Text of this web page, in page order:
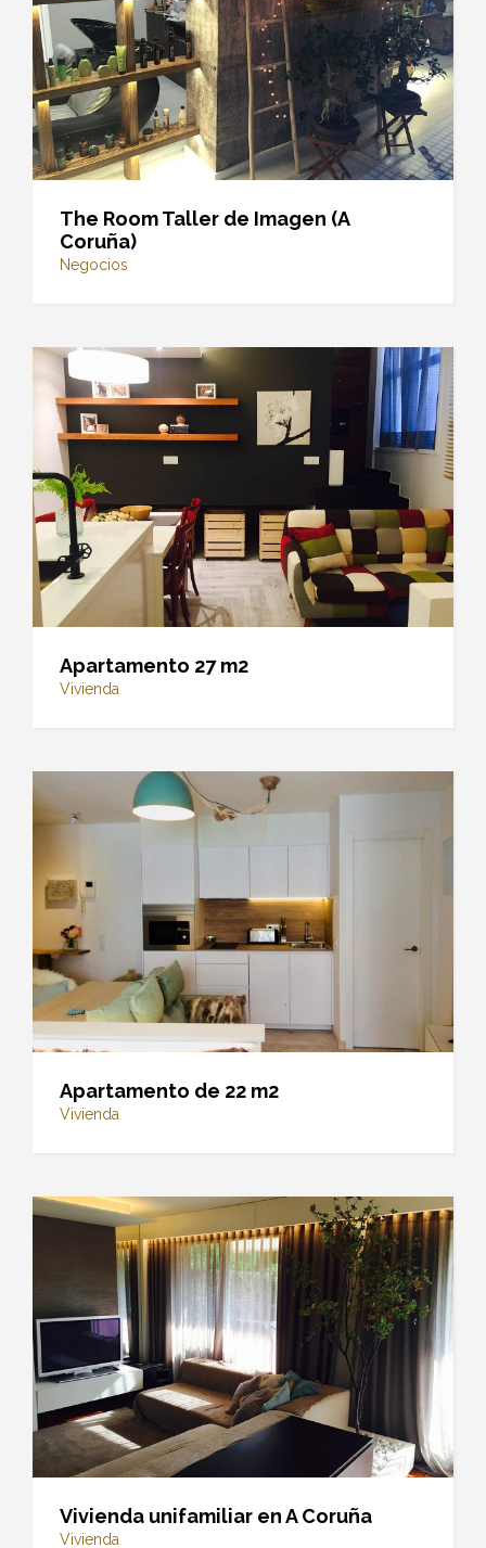
The Room Taller de Imagen (A
Coruña)
Negocios
Apartamento 27 m2
Vivienda
Apartamento de 22 m2
Vivienda
Vivienda unifamiliar en A Coruña
Vivienda